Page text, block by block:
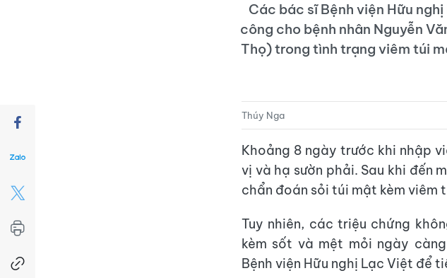
Các bác sĩ Bệnh viện Hữu
công cho bệnh nhân Nguyễn
Thọ) trong tình trạng viêm túi
Thúy Nga
Khoảng 8 ngày trước khi nhập
vị và hạ sườn phải. Sau khi đến
chẩn đoán sỏi túi mật kèm
Tuy nhiên, các triệu chứng
kèm sốt và mệt mỏi ngày
Bệnh viện Hữu nghị Lạc Việt để